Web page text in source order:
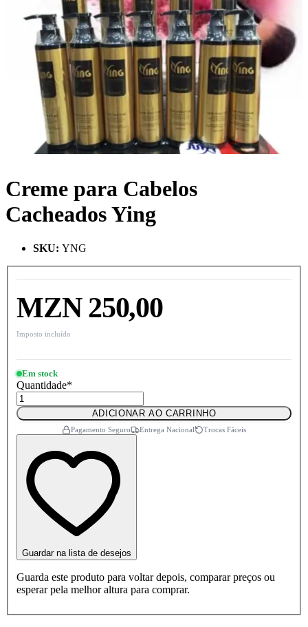
Creme para Cabelos
Cacheados Ying
SKU: YNG
MZN 250,00
Imposto incluído
Em stock
Quantidade*
ADICIONAR AO CARRINHO
Pagamento Seguro Entrega Nacional Trocas Fáceis
Guardar na lista de desejos
Guarda este produto para voltar depois, comparar preços ou
esperar pela melhor altura para comprar.